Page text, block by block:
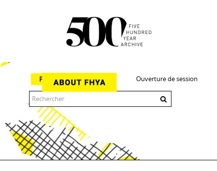
Ouverture de session
Parcourir